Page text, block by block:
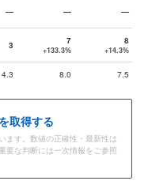
— — —
3 7
+133.3%
8
+14.3%
4.3 8.0 7.5
取得する
ます。数値の正確性・最新性は
要な判断には一次情報をご参照